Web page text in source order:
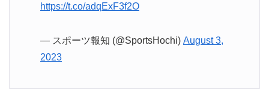
https://t.co/adqExF3f2O
— スポーツ報知 (@SportsHochi) August 3,
2023